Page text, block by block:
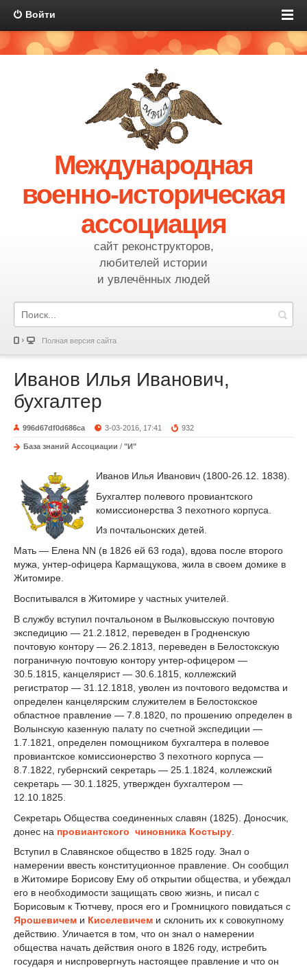
Войти
Международная
военно-историческая
ассоциация
сайт реконструкторов,
любителей истории
и увлечённых людей
Полная версия сайта
Иванов Илья Иванович,
бухгалтер
996d67df0d686ca 3-03-2016, 17:41 932
База знаний Ассоциации / "И"
Иванов Илья Иванович (1800-26.12. 1838).
Бухгалтер полевого провиантского
комиссионерства 3 пехотного корпуса.
Из почтальонских детей.
Мать — Елена NN (в 1826 ей 63 года), вдова после второго
мужа, унтер-офицера Кармащукова, жила в своем домике в
Житомире.
Воспитывался в Житомире у частных учителей.
В службу вступил почтальоном в Вылковысскую почтовую
экспедицию — 21.2.1812, переведен в Гродненскую
почтовую контору — 26.2.1813, переведен в Белостокскую
пограничную почтовую контору унтер-офицером —
30.5.1815, канцелярист — 30.6.1815, коллежский
регистратор — 31.12.1818, уволен из почтового ведомства и
определен канцелярским служителем в Белостокское
областное правление — 7.8.1820, по прошению определен в
Волынскую казенную палату по счетной экспедиции —
1.7.1821, определен помощником бухгалтера в полевое
провиантское комиссионерство 3 пехотного корпуса —
8.7.1822, губернский секретарь — 25.1.1824, коллежский
секретарь — 30.1.1825, утвержден бухгалтером —
12.10.1825.
Секретарь Общества соединенных славян (1825). Доносчик,
донес на провиантского чиновника Костыру
Вступил в Славянское общество в 1825 году. Знал о
намерении ввесть конституционное правление. Он сообщил
в Житомире Борисову Ему об открытии общества, и убеждал
его в необходимости защищать свою жизнь, и писал с
Борисовым к Тютчеву, прося его и Громницкого повидаться с
Ярошевичем и Киселевичем и склонить их к совокупному
действию. Уличается в том, что он знал о намерении
общества начать действия оного в 1826 году, истребить
государя и ниспровергнуть настоящее правление и что он